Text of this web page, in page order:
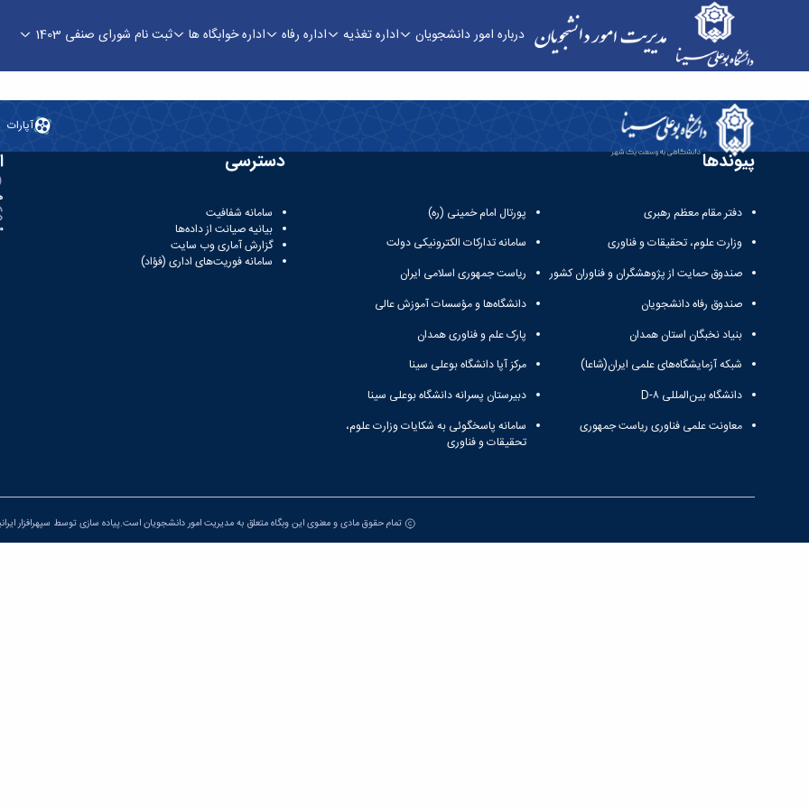
درباره امور دانشجویان اداره تغذیه اداره رفاه اداره خوابگاه ها ثبت نام شورای صنفی 1403
فرم خودارزیابی - مدیریت امور دانشجویان
آپارات
پیوندها
دفتر مقام معظم رهبری
وزارت علوم، تحقیقات و فناوری
صندوق حمایت از پژوهشگران و فناوران کشور
صندوق رفاه دانشجویان
بنیاد نخبگان استان همدان
شبکه آزمایشگاه‌های علمی ایران(شاعا)
دانشگاه بین‌المللی D-۸
معاونت علمی فناوری ریاست جمهوری
پورتال امام خمینی (ره)
سامانه تدارکات الکترونیکی دولت
ریاست جمهوری اسلامی ایران
دانشگاه‌ها و مؤسسات آموزش عالی
پارک علم و فناوری همدان
مرکز آپا دانشگاه بوعلی سینا
دبیرستان پسرانه دانشگاه بوعلی سینا
سامانه پاسخگوئی به شکایات وزارت علوم،
تحقیقات و فناوری
دسترسی
سامانه شفافیت
بیانیه صیانت از داده‌ها
گزارش آماری وب‌ سایت
سامانه فوریت‌های اداری (فؤاد)
تمام حقوق مادی و معنوی این وبگاه متعلق به مدیریت امور دانشجویان است.پیاده سازی توسط سپهرافزار